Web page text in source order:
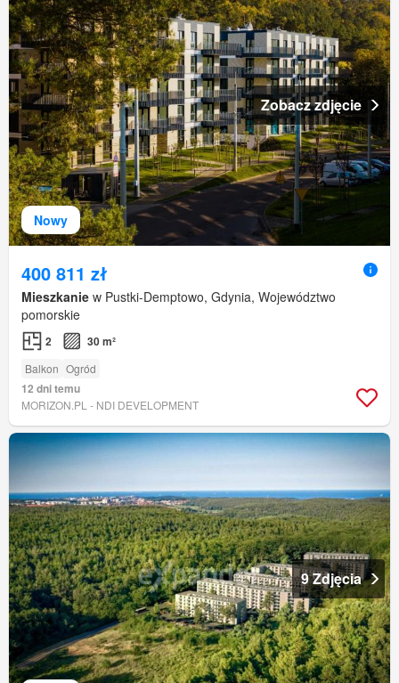
Nowy
Zobacz zdjęcie
400 811 zł
Mieszkanie w Pustki-Demptowo, Gdynia, Województwo
pomorskie
2 30 m²
Balkon Ogród
12 dni temu
MORIZON.PL - NDI DEVELOPMENT
9 Zdjęcia